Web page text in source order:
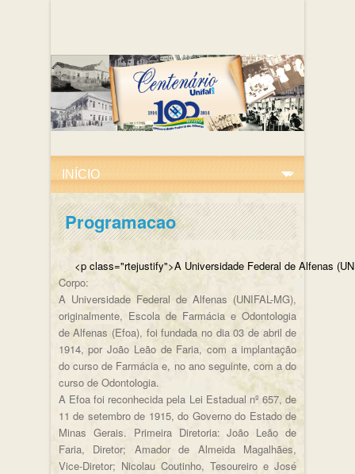
Programacao
<p class="rtejustify">A Universidade Federal
Corpo:
A Universidade Federal de Alfenas (UNIFAL-MG),
originalmente, Escola de Farmácia e Odontologia
de Alfenas (Efoa), foi fundada no dia 03 de abril de
1914, por João Leão de Faria, com a implantação
do curso de Farmácia e, no ano seguinte, com a do
curso de Odontologia.
A Efoa foi reconhecida pela Lei Estadual nº 657, de
11 de setembro de 1915, do Governo do Estado de
Minas Gerais. Primeira Diretoria: João Leão de
Faria, Diretor; Amador de Almeida Magalhães,
Vice-Diretor; Nicolau Coutinho, Tesoureiro e José